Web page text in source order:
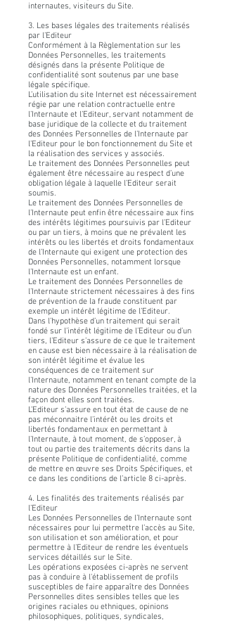
internautes, visiteurs du Site.
3. Les bases légales des traitements réalisés
par l’Editeur
Conformément à la Règlementation sur les
Données Personnelles, les traitements
désignés dans la présente Politique de
confidentialité sont soutenus par une base
légale spécifique.
L’utilisation du site Internet est nécessairement
régie par une relation contractuelle entre
l’Internaute et l’Editeur, servant notamment de
base juridique de la collecte et du traitement
des Données Personnelles de l’Internaute par
l’Editeur pour le bon fonctionnement du Site et
la réalisation des services y associés.
Le traitement des Données Personnelles peut
également être nécessaire au respect d’une
obligation légale à laquelle l’Editeur serait
soumis.
Le traitement des Données Personnelles de
l’Internaute peut enfin être nécessaire aux fins
des intérêts légitimes poursuivis par l’Editeur
ou par un tiers, à moins que ne prévalent les
intérêts ou les libertés et droits fondamentaux
de l’Internaute qui exigent une protection des
Données Personnelles, notamment lorsque
l’Internaute est un enfant.
Le traitement des Données Personnelles de
l’Internaute strictement nécessaires à des fins
de prévention de la fraude constituent par
exemple un intérêt légitime de l’Editeur.
Dans l’hypothèse d’un traitement qui serait
fondé sur l’intérêt légitime de l’Editeur ou d’un
tiers, l’Editeur s’assure de ce que le traitement
en cause est bien nécessaire à la réalisation de
son intérêt légitime et évalue les
conséquences de ce traitement sur
l’Internaute, notamment en tenant compte de la
nature des Données Personnelles traitées, et la
façon dont elles sont traitées.
L’Editeur s’assure en tout état de cause de ne
pas méconnaitre l’intérêt ou les droits et
libertés fondamentaux en permettant à
l’Internaute, à tout moment, de s’opposer, à
tout ou partie des traitements décrits dans la
présente Politique de confidentialité, comme
de mettre en œuvre ses Droits Spécifiques, et
ce dans les conditions de l’article 8 ci-après.
4. Les finalités des traitements réalisés par
l’Editeur
Les Données Personnelles de l’Internaute sont
nécessaires pour lui permettre l’accès au Site,
son utilisation et son amélioration, et pour
permettre à l’Editeur de rendre les éventuels
services détaillés sur le Site.
Les opérations exposées ci-après ne servent
pas à conduire à l'établissement de profils
susceptibles de faire apparaître des Données
Personnelles dites sensibles telles que les
origines raciales ou ethniques, opinions
philosophiques, politiques, syndicales,